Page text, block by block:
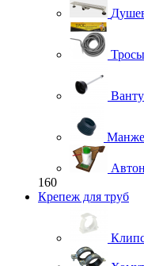
160
Крепеж для труб